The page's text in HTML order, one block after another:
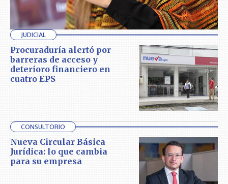
JUDICIAL
Procuraduría alertó por
barreras de acceso y
deterioro financiero en
cuatro EPS
CONSULTORIO
Nueva Circular Básica
Jurídica: lo que cambia
para su empresa